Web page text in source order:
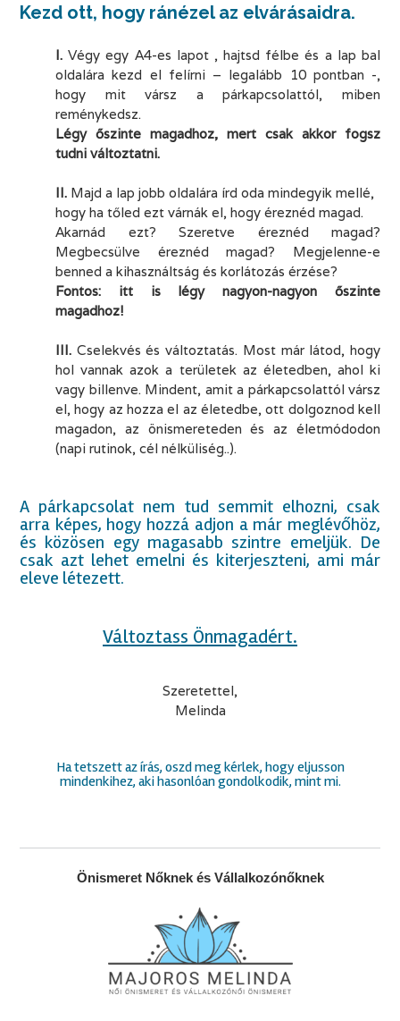
Kezd ott, hogy ránézel az elvárásaidra.
I. Végy egy A4-es lapot , hajtsd félbe és a lap bal
oldalára kezd el felírni – legalább 10 pontban -,
hogy mit vársz a párkapcsolattól, miben
reménykedsz.
Légy őszinte magadhoz, mert csak akkor fogsz
tudni változtatni.
II. Majd a lap jobb oldalára írd oda mindegyik mellé,
hogy ha tőled ezt várnák el, hogy éreznéd magad.
Akarnád ezt? Szeretve éreznéd magad?
Megbecsülve éreznéd magad? Megjelenne-e
benned a kihasználtság és korlátozás érzése?
Fontos: itt is légy nagyon-nagyon őszinte
magadhoz!
III. Cselekvés és változtatás. Most már látod, hogy
hol vannak azok a területek az életedben, ahol ki
vagy billenve. Mindent, amit a párkapcsolattól vársz
el, hogy az hozza el az életedbe, ott dolgoznod kell
magadon, az önismereteden és az életmódodon
(napi rutinok, cél nélküliség..).
A párkapcsolat nem tud semmit elhozni, csak
arra képes, hogy hozzá adjon a már meglévőhöz,
és közösen egy magasabb szintre emeljük. De
csak azt lehet emelni és kiterjeszteni, ami már
eleve létezett.
Változtass Önmagadért.
Szeretettel,
Melinda
Ha tetszett az írás, oszd meg kérlek, hogy eljusson
mindenkihez, aki hasonlóan gondolkodik, mint mi.
Önismeret Nőknek és Vállalkozónőknek